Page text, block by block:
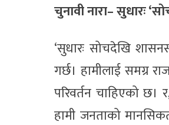
चुनावी नारा– सुधारः
‘सुधारः सोचदेखि
गर्छ। हामीलाई समग्र
परिवर्तन चाहिएको छ।
हामी जनताको